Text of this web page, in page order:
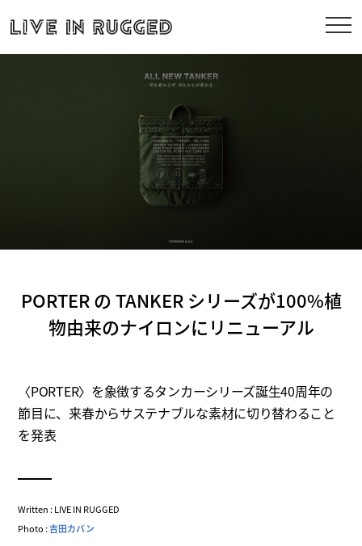
PORTER の TANKER シリーズが100%植
物由来のナイロンにリニューアル
〈PORTER〉を象徴するタンカーシリーズ誕生40周年の
節目に、来春からサステナブルな素材に切り替わること
を発表
Written : LIVE IN RUGGED
Photo :吉田カバン